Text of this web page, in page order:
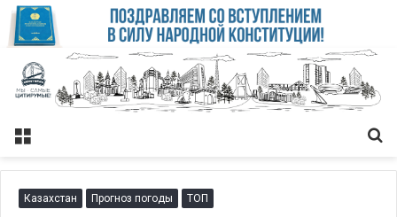
Меню
Казахстан Прогноз погоды ТОП